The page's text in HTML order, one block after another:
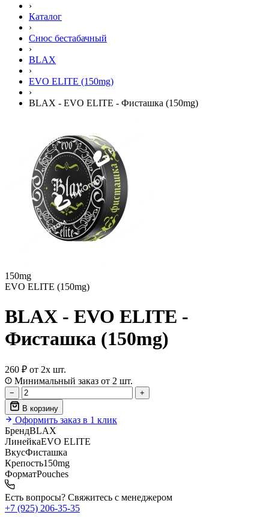
›
Каталог
›
Снюс бестабачный
›
BLAX
›
EVO ELITE (150mg)
›
BLAX - EVO ELITE - Фисташка (150mg)
150mg
EVO ELITE (150mg)
BLAX - EVO ELITE -
Фисташка (150mg)
260 ₽ от 2х шт.
Минимальный заказ от 2 шт.
−
+
В корзину
Оформить заказ в 1 клик
БрендBLAX
ЛинейкаEVO ELITE
ВкусФисташка
Крепость150mg
ФорматPouches
Есть вопросы? Свяжитесь с менеджером
+7 (925) 206‑35‑35